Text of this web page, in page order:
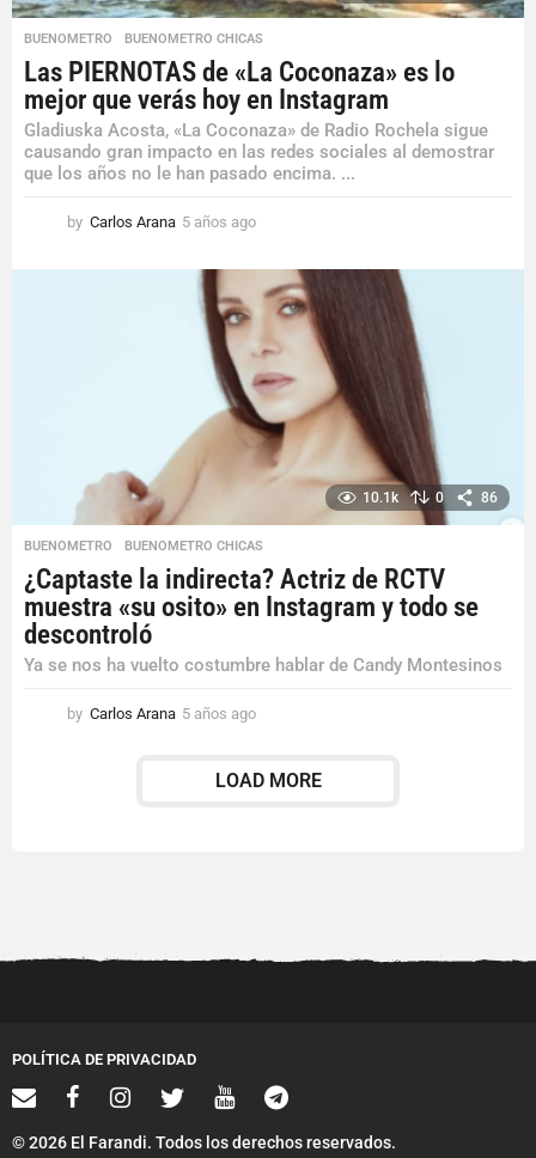
BUENOMETRO ,BUENOMETRO CHICAS
Las PIERNOTAS de «La Coconaza» es lo
mejor que verás hoy en Instagram
Gladiuska Acosta, «La Coconaza» de Radio Rochela sigue
causando gran impacto en las redes sociales al demostrar
que los años no le han pasado encima. ...
by Carlos Arana 5 años ago
ñ
o
g
o
10.1k 0 86
BUENOMETRO ,BUENOMETRO CHICAS
¿Captaste la indirecta? Actriz de RCTV
muestra «su osito» en Instagram y todo se
descontroló
Ya se nos ha vuelto costumbre hablar de Candy Montesinos
by Carlos Arana 5 años ago
o
LOAD MORE
POLÍTICA DE PRIVACIDAD
© 2026 El Farandi. Todos los derechos reservados.